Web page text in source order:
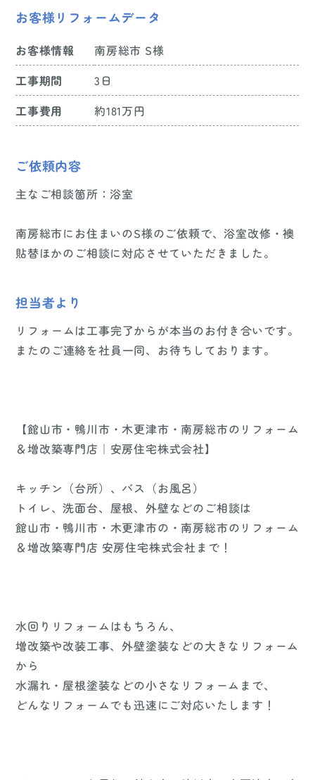
お客様リフォームデータ
お客様情報 南房総市 S様
工事期間 3日
工事費用 約181万円
ご依頼内容
主なご相談箇所：浴室
南房総市にお住まいのS様のご依頼で、浴室改修・襖
貼替ほかのご相談に対応させていただきました。
担当者より
リフォームは工事完了からが本当のお付き合いです。
またのご連絡を社員一同、お待ちしております。
【館山市・鴨川市・木更津市・南房総市のリフォーム
＆増改築専門店｜安房住宅株式会社】
キッチン（台所）、バス（お風呂）
トイレ、洗面台、屋根、外壁などのご相談は
館山市・鴨川市・木更津市の・南房総市のリフォーム
＆増改築専門店 安房住宅株式会社まで！
水回りリフォームはもちろん、
増改築や改装工事、外壁塗装などの大きなリフォーム
から
水漏れ・屋根塗装などの小さなリフォームまで、
どんなリフォームでも迅速にご対応いたします！